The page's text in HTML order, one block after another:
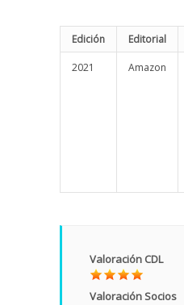
Edición Editorial
2021 Amazon
Valoración CDL
Valoración Socios